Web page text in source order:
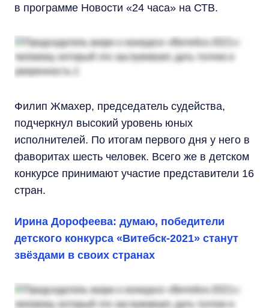
в программе Новости «24 часа» на СТВ.
Филип Жмахер, председатель судейства,
подчеркнул высокий уровень юных
исполнителей. По итогам первого дня у него в
фаворитах шесть человек. Всего же в детском
конкурсе принимают участие представители 16
стран.
Ирина Дорофеева: думаю, победители
детского конкурса «Витебск-2021» станут
звёздами в своих странах